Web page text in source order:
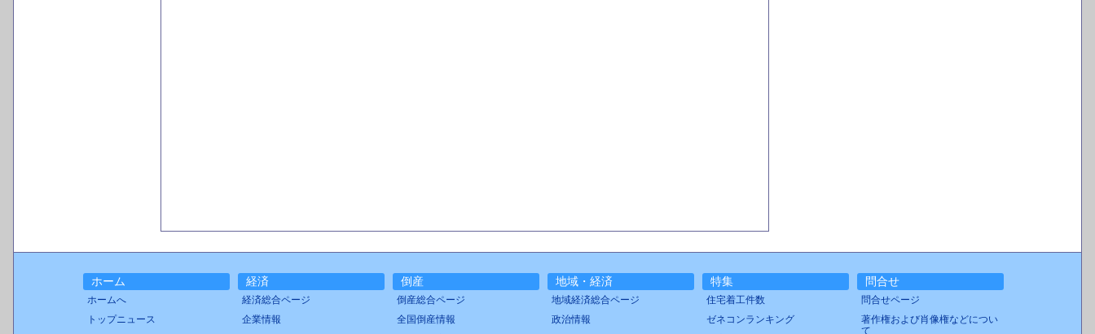
ホーム
ホームへ
トップニュース
経済
経済総合ページ
企業情報
倒産
倒産総合ページ
全国倒産情報
地域・経済
地域経済総合ページ
政治情報
特集
住宅着工件数
ゼネコンランキング
問合せ
問合せページ
著作権および肖像権などについ
て